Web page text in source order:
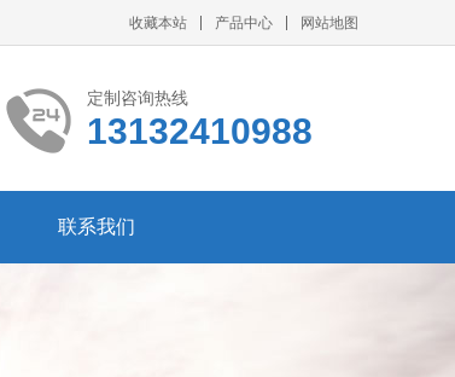
收藏本站 产品中心 网站地图
定制咨询热线
13132410988
联系我们